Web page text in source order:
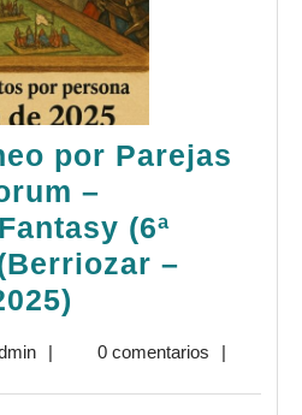
por Parejas
–
(6ª
–
admin
| 0 comentarios |